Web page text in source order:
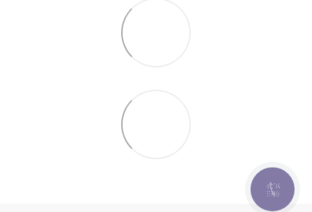
КНОПКА
ЗВ'ЯЗКУ